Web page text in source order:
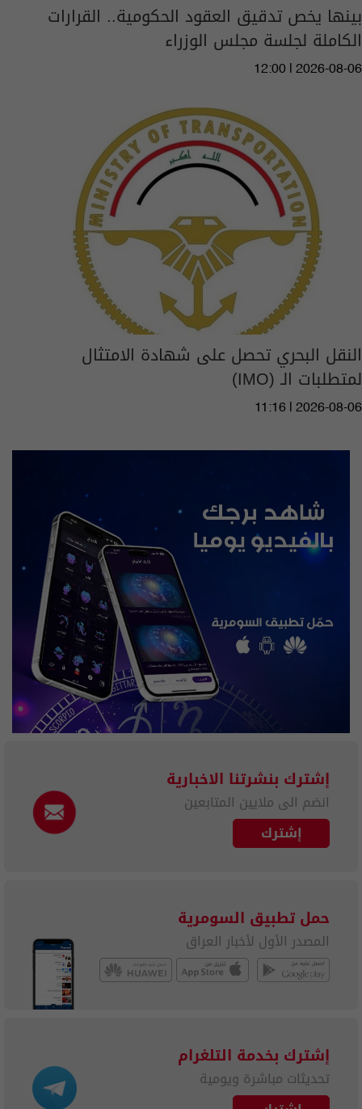
بينها يخص تدقيق العقود الحكومية.. القرارات
الكاملة لجلسة مجلس الوزراء
12:00 | 2026-08-06
النقل البحري تحصل على شهادة الامتثال
لمتطلبات الـ (IMO)
11:16 | 2026-08-06
إشترك بنشرتنا الاخبارية
انضم الى ملايين المتابعين
إشترك
حمل تطبيق السومرية
المصدر الأول لأخبار العراق
إشترك بخدمة التلغرام
تحديثات مباشرة ويومية